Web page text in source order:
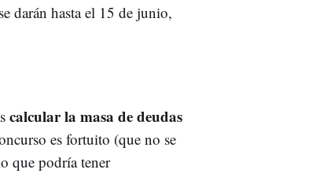
darán hasta el 15 de junio,
calcular la masa de deudas
es fortuito (que no se
que podría tener